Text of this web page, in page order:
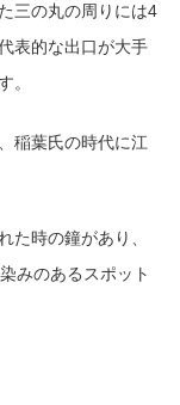
三の丸の周りには4
表的な出口が大手
。
稲葉氏の時代に江
た時の鐘があり、
みのあるスポット